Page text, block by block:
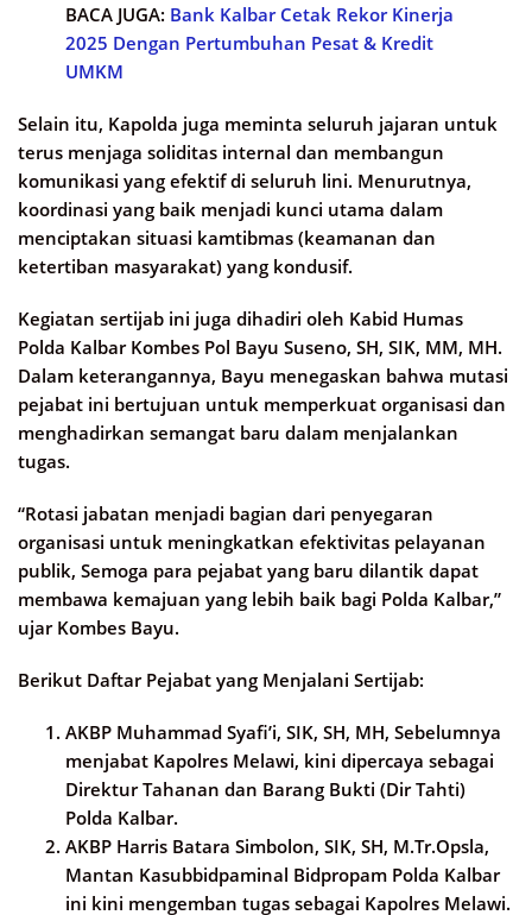
BACA JUGA: Bank Kalbar Cetak Rekor Kinerja
2025 Dengan Pertumbuhan Pesat & Kredit
UMKM
Selain itu, Kapolda juga meminta seluruh jajaran untuk
terus menjaga soliditas internal dan membangun
komunikasi yang efektif di seluruh lini. Menurutnya,
koordinasi yang baik menjadi kunci utama dalam
menciptakan situasi kamtibmas (keamanan dan
ketertiban masyarakat) yang kondusif.
Kegiatan sertijab ini juga dihadiri oleh Kabid Humas
Polda Kalbar Kombes Pol Bayu Suseno, SH, SIK, MM, MH.
Dalam keterangannya, Bayu menegaskan bahwa mutasi
pejabat ini bertujuan untuk memperkuat organisasi dan
menghadirkan semangat baru dalam menjalankan
tugas.
“Rotasi jabatan menjadi bagian dari penyegaran
organisasi untuk meningkatkan efektivitas pelayanan
publik, Semoga para pejabat yang baru dilantik dapat
membawa kemajuan yang lebih baik bagi Polda Kalbar,”
ujar Kombes Bayu.
Berikut Daftar Pejabat yang Menjalani Sertijab:
AKBP Muhammad Syafi’i, SIK, SH, MH, Sebelumnya
menjabat Kapolres Melawi, kini dipercaya sebagai
Direktur Tahanan dan Barang Bukti (Dir Tahti)
Polda Kalbar.
AKBP Harris Batara Simbolon, SIK, SH, M.Tr.Opsla,
Mantan Kasubbidpaminal Bidpropam Polda Kalbar
ini kini mengemban tugas sebagai Kapolres Melawi.